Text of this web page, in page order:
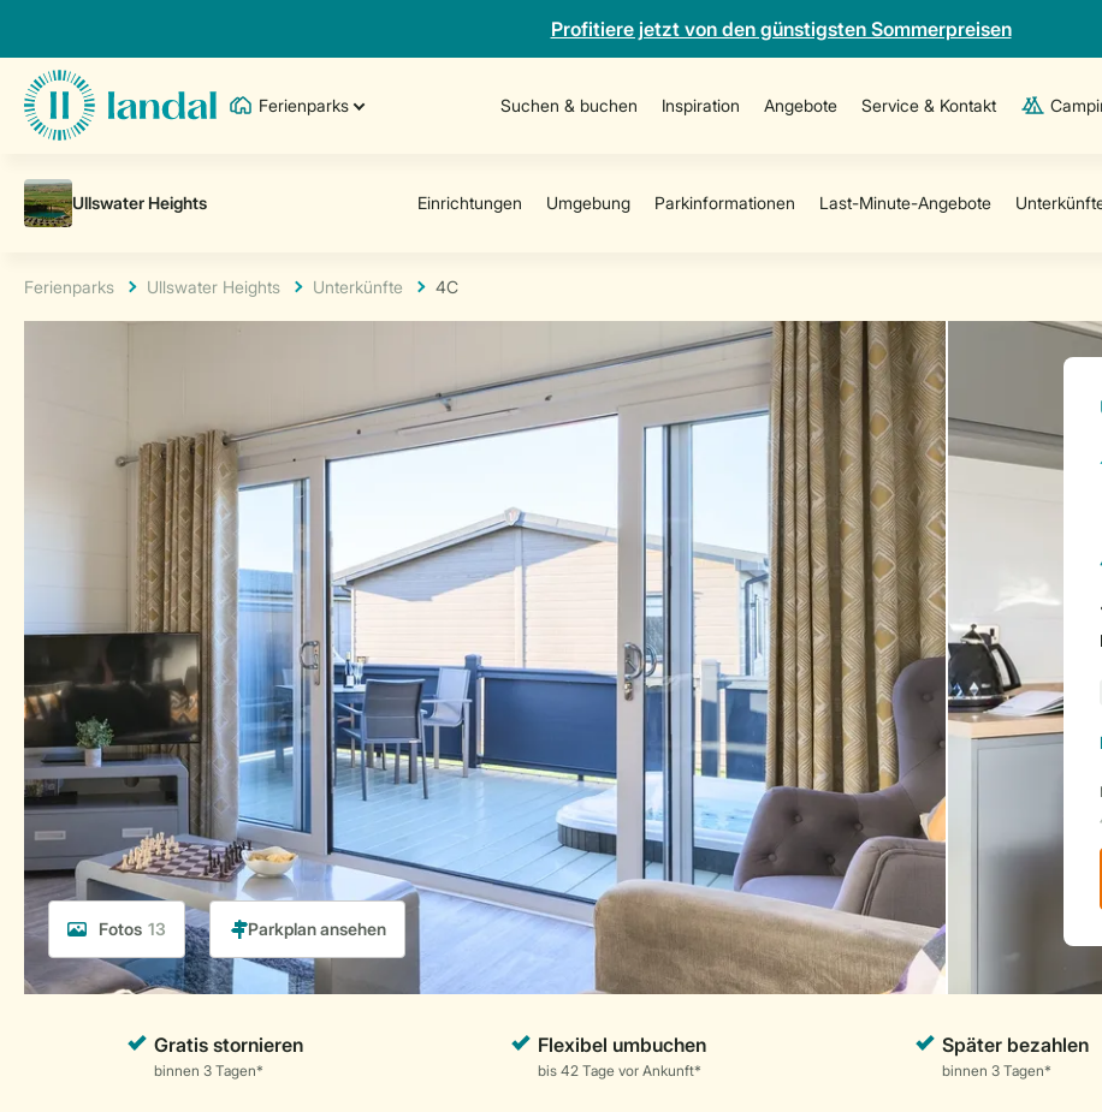
Profitiere jetzt von den günstigsten Sommerpreisen
Ferienparks Suchen & buchen Inspiration Angebote Service & Kontakt
Ferienparks Ullswater Heights Unterkünfte 4C
Fotos 13